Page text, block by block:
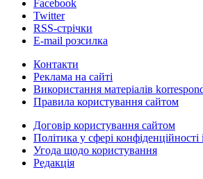
Facebook
Twitter
RSS-стрічки
E-mail розсилка
Контакти
Реклама на сайті
Використання матеріалів
Правила користування сайтом
Договір користування сайтом
Політика у сфері
Угода щодо користування
Редакція